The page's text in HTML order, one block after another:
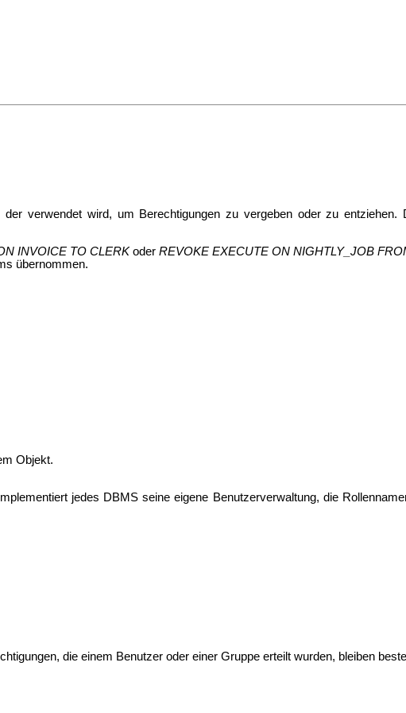
der verwendet wird, um Berechtigungen zu vergeben oder zu
INVOICE TO CLERKoder REVOKE EXECUTE ON NIGHTLY_JOB
übernommen.
Objekt.
jedes DBMS seine eigene Benutzerverwaltung, die
die einem Benutzer oder einer Gruppe erteilt wurden, bleiben